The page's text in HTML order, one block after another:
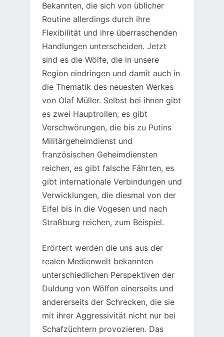
Bekannten, die sich von üblicher
Routine allerdings durch ihre
Flexibilität und ihre überraschenden
Handlungen unterscheiden. Jetzt
sind es die Wölfe, die in unsere
Region eindringen und damit auch in
die Thematik des neuesten Werkes
von Olaf Müller. Selbst bei ihnen gibt
es zwei Hauptrollen, es gibt
Verschwörungen, die bis zu Putins
Militärgeheimdienst und
französischen Geheimdiensten
reichen, es gibt falsche Fährten, es
gibt internationale Verbindungen und
Verwicklungen, die diesmal von der
Eifel bis in die Vogesen und nach
Straßburg reichen, zum Beispiel.
Erörtert werden die uns aus der
realen Medienwelt bekannten
unterschiedlichen Perspektiven der
Duldung von Wölfen einerseits und
andererseits der Schrecken, die sie
mit ihrer Aggressivität nicht nur bei
Schafzüchtern provozieren. Das